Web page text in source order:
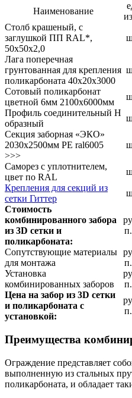
Наименование
Столб крашеный, c
заглушкой ПП RAL*,
50х50х2,0
Лага поперечная
грунтованная для крепления
поликарбоната 40х20х3000
Сотовый поликарбонат
цветной 6мм 2100х6000мм
Профиль соединительный Н
образный
Секция заборная «ЭКО»
2030х2500мм PE ral6005
>>>
Саморез с уплотнителем,
цвет по RAL
Крепления для секций из
сетки Гиттер
Стоимость
комбинированного забора
из 3D сетки и
поликарбоната:
Сопутствующие материалы
для монтажа
Установка
комбинированных заборов
Цена на забор из 3D сетки
и поликарбоната с
установкой:
Преимущества
Ограждение представляет
выполненную из стальных
поликарбоната, и обладает